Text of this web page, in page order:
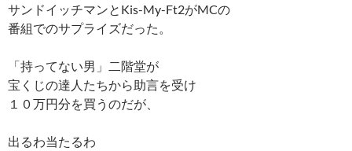
サンドイッチマンとKis-My-Ft2がMCの
番組でのサプライズだった。
「持ってない男」二階堂が
宝くじの達人たちから助言を受け
１０万円分を買うのだが、
出るわ当たるわ